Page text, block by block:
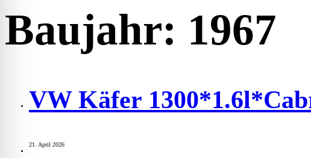
Baujahr: 1967
VW Käfer
21. April 2026